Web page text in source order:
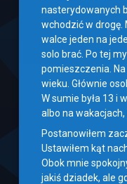
nasterydowanych
wchodzić w drogę.
walce jeden na
solo brać. Po tej
pomieszczenia. Na
wieku. Głównie
W sumie była 13 i
albo na wakacjach,
Postanowiłem
Ustawiłem kąt
Obok mnie
jakiś dziadek, ale